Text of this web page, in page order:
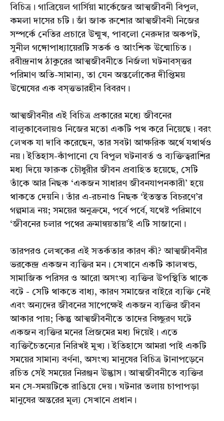
বিচিত্র। গাব্রিয়েল গার্সিয়া মার্কেজের আত্মজীবনী বিপুল,
কমলা দাসের চটি। জাঁ জাক রুশোর আত্মজীবনী নিজের
সম্পর্কে নেতির প্রচারে উন্মুখ, পাবলো নেরুদার অকপট,
সুনীল গঙ্গোপাধ্যায়েরটি সতর্ক ও আংশিক উন্মোচিত।
রবীন্দ্রনাথ ঠাকুরের আত্মজীবনীতে নির্জলা ঘটনাবস্ত্তর
পরিমাণ অতি-সামান্য, তা যেন অন্তর্লোকের দীপ্তিময়
উন্মেষের এক বস্ত্তভারহীন বিবরণ।
আত্মজীবনীর এই বিচিত্র প্রকারের মধ্যে জীবনের
বালুকাবেলায়ও নিজের মতো একটি পথ করে নিয়েছে। বরং
লেখক যা দাবি করেছেন, তার সবটা আক্ষরিক অর্থে যথার্থও
নয়। ইতিহাস-কাঁপানো যে বিপুল ঘটনাবর্ত ও ব্যক্তিত্বরাশির
মধ্য দিয়ে ফারুক চৌধুরীর জীবন প্রবাহিত হয়েছে, সেটি
তাঁকে আর নিছক ‘একজন সাধারণ জীবনযাপনকারী’ হয়ে
থাকতে দেয়নি। তাঁর এ-রচনাও নিছক ‘ইতস্তত বিচরণে’র
গল্পমাত্র নয়; সময়ের অনুক্রমে, পর্বে পর্বে, যথেষ্ট পরিমাণে
‘জীবনের চলার পথের ক্রমান্বয়তায়’ই এটি সাজানো।
তারপরও লেখকের এই সতর্কতার কারণ কী? আত্মজীবনীর
ভরকেন্দ্র একজন ব্যক্তির মন। সেখানে একটি কালখন্ড,
সামাজিক পরিসর ও আরো অসংখ্য ব্যক্তির উপস্থিতি থাকে
বটে - সেটি থাকতে বাধ্য, কারণ সমাজের বাইরে ব্যক্তি নেই
এবং অন্যদের জীবনের সাপেক্ষেই একজন ব্যক্তির জীবন
আকার পায়; কিন্তু আত্মজীবনীতে তাদের বিচ্ছুরণ ঘটে
একজন ব্যক্তির মনের প্রিজমের মধ্য দিয়েই। এতে
ব্যক্তিচৈতন্যের নিরিখই মুখ্য। ইতিহাসে আমরা পাই একটি
সময়ের সামান্য বর্ণনা, অসংখ্য মানুষের বিচিত্র টানাপড়েনে
রচিত সেই সময়ের নিরঞ্জন উদ্ভাস। আত্মজীবনীতে ব্যক্তির
মন সে-সময়টিকে রাঙিয়ে দেয়। ঘটনার তলায় চাপাপড়া
মানুষের অন্তরের মূল্য সেখানে প্রধান।